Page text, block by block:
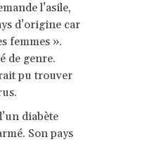
l’asile,
d’origine car
femmes ».
de genre.
pu trouver
diabète
Son pays